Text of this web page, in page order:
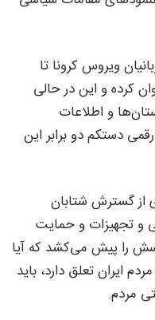
ویروس کرونا تا
را ۲۶۴۰ نفر عنوان کرده و این در حالی
و اطلاعات
دستکم دو برابر این
از گسترش شتابان
و تجهیزات و حمایت
را پیش می‌کشد که آیا
ایران تعلق دارد، باید
مردم.